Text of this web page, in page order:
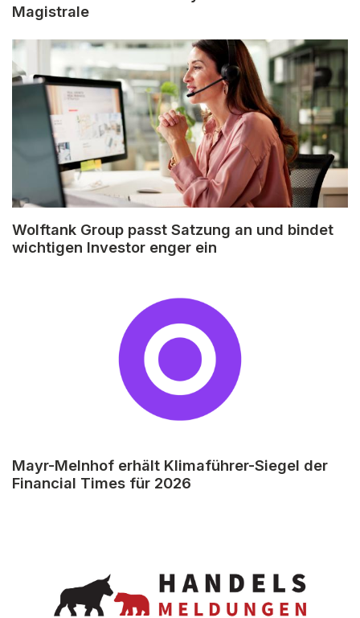
Magistrale
Wolftank Group passt Satzung an und bindet
wichtigen Investor enger ein
Mayr-Melnhof erhält Klimaführer-Siegel der
Financial Times für 2026